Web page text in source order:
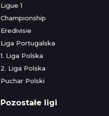
Ligue 1
Championship
Eredivisie
Liga Portugalska
1. Liga Polska
2. Liga Polska
Puchar Polski
Pozostałe ligi